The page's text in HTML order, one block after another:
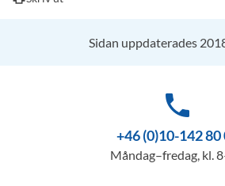
Sidan uppdaterades
phone
+46 (0)10-142 80
Måndag–fredag, kl.